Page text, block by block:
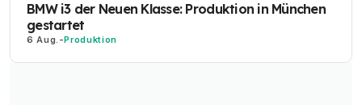
BMW i3 der Neuen Klasse: Produktion in München
gestartet
6 Aug. -Produktion